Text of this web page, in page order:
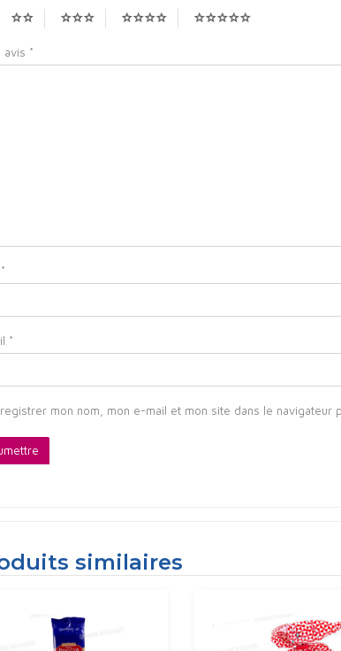
avis *
*
*
mon nom, mon e-mail et mon site dans le navigateur
similaires